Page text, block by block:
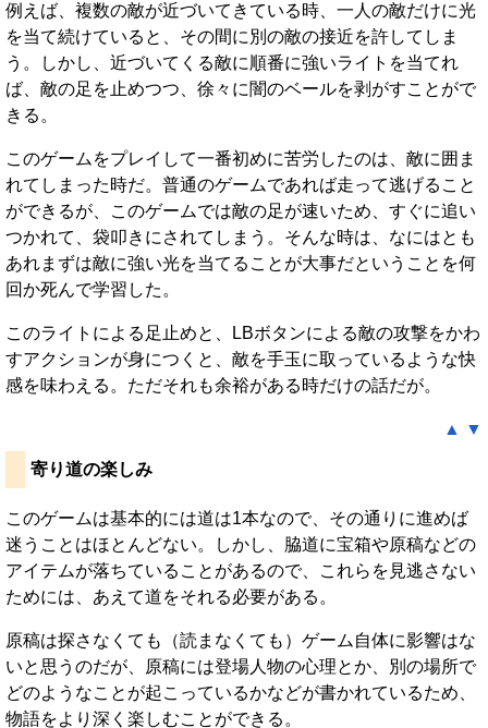
例えば、複数の敵が近づいてきている時、一人の敵だけに光
を当て続けていると、その間に別の敵の接近を許してしま
う。しかし、近づいてくる敵に順番に強いライトを当てれ
ば、敵の足を止めつつ、徐々に闇のベールを剥がすことがで
きる。
このゲームをプレイして一番初めに苦労したのは、敵に囲ま
れてしまった時だ。普通のゲームであれば走って逃げること
ができるが、このゲームでは敵の足が速いため、すぐに追い
つかれて、袋叩きにされてしまう。そんな時は、なにはとも
あれまずは敵に強い光を当てることが大事だということを何
回か死んで学習した。
このライトによる足止めと、LBボタンによる敵の攻撃をかわ
すアクションが身につくと、敵を手玉に取っているような快
感を味わえる。ただそれも余裕がある時だけの話だが。
▲ ▼
寄り道の楽しみ
このゲームは基本的には道は1本なので、その通りに進めば
迷うことはほとんどない。しかし、脇道に宝箱や原稿などの
アイテムが落ちていることがあるので、これらを見逃さない
ためには、あえて道をそれる必要がある。
原稿は探さなくても（読まなくても）ゲーム自体に影響はな
いと思うのだが、原稿には登場人物の心理とか、別の場所で
どのようなことが起こっているかなどが書かれているため、
物語をより深く楽しむことができる。